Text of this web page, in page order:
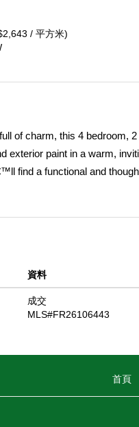
/ 平方米)
of charm, this 4 bedroom,
exterior paint in a warm,
find a functional and
backyard oasis, or
資料
成交
MLS#FR26106443
首頁